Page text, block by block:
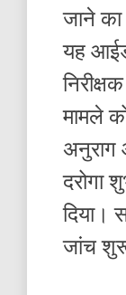
जाने
यह
मामले
अनुराग
दरोगा
दिया।
जांच